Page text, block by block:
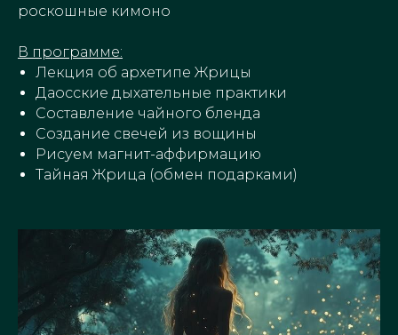
роскошные кимоно
В программе:
Лекция об архетипе Жрицы
Даосские дыхательные практики
Составление чайного бленда
Создание свечей из вощины
Рисуем магнит-аффирмацию
Тайная Жрица (обмен подарками)